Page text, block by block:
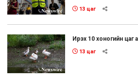
13 цаг
Ирэх 10 хоногийн цаг
13 цаг